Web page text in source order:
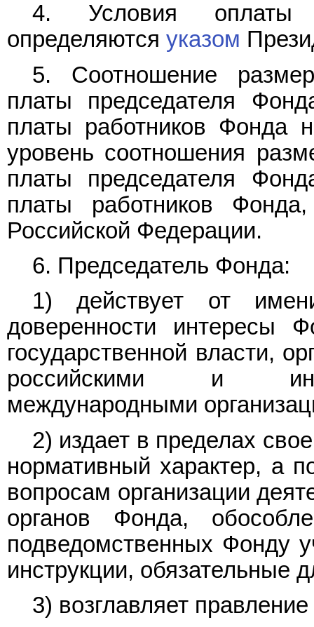
4. Условия оплаты
определяются указом
5. Соотношение
платы председателя
платы работников Фонда
уровень соотношения
платы председателя
платы работников
Российской Федерации.
6. Председатель Фонда:
1) действует от
доверенности интересы
государственной власти,
российскими и
международными
2) издает в пределах
нормативный характер, а
вопросам организации
органов Фонда,
подведомственных Фонду
инструкции, обязательные
3) возглавляет